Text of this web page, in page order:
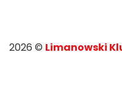
2026 © Limanowski